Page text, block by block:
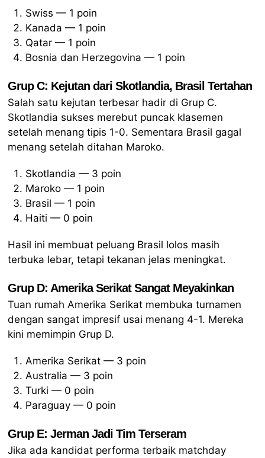
Swiss — 1 poin
Kanada — 1 poin
Qatar — 1 poin
Bosnia dan Herzegovina — 1 poin
Grup C: Kejutan dari Skotlandia, Brasil Tertahan
Salah satu kejutan terbesar hadir di Grup C.
Skotlandia sukses merebut puncak klasemen
setelah menang tipis 1-0. Sementara Brasil gagal
menang setelah ditahan Maroko.
Skotlandia — 3 poin
Maroko — 1 poin
Brasil — 1 poin
Haiti — 0 poin
Hasil ini membuat peluang Brasil lolos masih
terbuka lebar, tetapi tekanan jelas meningkat.
Grup D: Amerika Serikat Sangat Meyakinkan
Tuan rumah Amerika Serikat membuka turnamen
dengan sangat impresif usai menang 4-1. Mereka
kini memimpin Grup D.
Amerika Serikat — 3 poin
Australia — 3 poin
Turki — 0 poin
Paraguay — 0 poin
Grup E: Jerman Jadi Tim Terseram
Jika ada kandidat performa terbaik matchday